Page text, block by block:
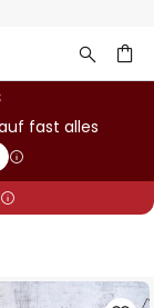
fast alles